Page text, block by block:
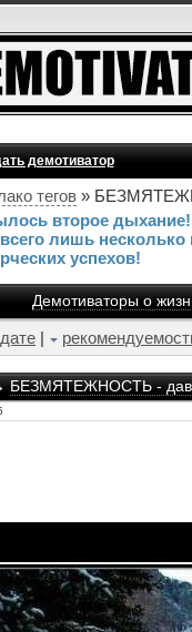
демотиватор
тегов »
второе
лишь
успехов!
Демотиваторы о
дате |
БЕЗМЯТЕЖНОСТЬ -